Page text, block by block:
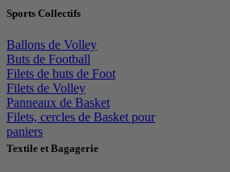
Sports Collectifs
Ballons de Volley
Buts de Football
Filets de buts de Foot
Filets de Volley
Panneaux de Basket
Filets, cercles de Basket pour
paniers
Textile et Bagagerie